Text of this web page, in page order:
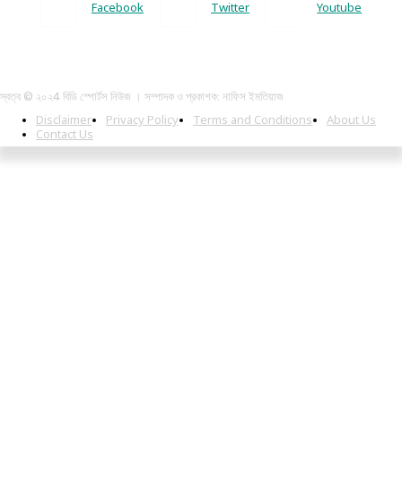
Facebook Twitter Youtube
স্বত্ব © ২০২4 বিডি স্পোর্টস নিউজ । সম্পাদক ও প্রকাশক: নাফিস ইমতিয়াজ
Disclaimer Privacy Policy Terms and Conditions
About Us
Contact Us